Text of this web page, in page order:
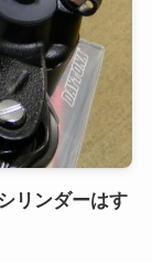
リンダーはす